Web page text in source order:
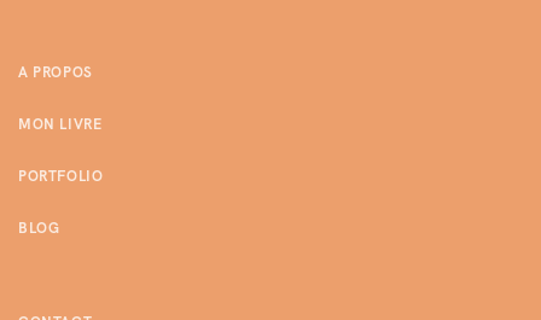
A PROPOS
MON LIVRE
PORTFOLIO
BLOG